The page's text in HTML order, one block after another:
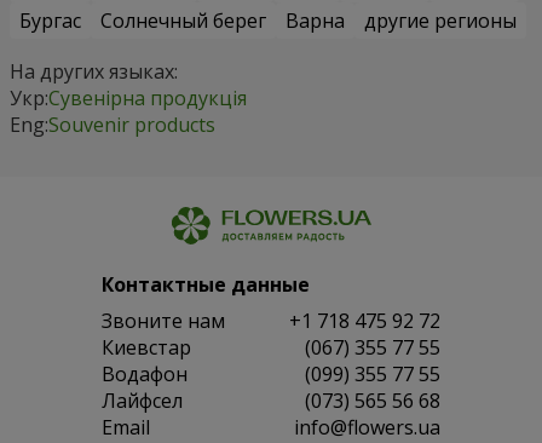
Бургас
Солнечный берег Варна
другие регионы
На других языках:
Укр:Сувенірна продукція
Eng:Souvenir products
Контактные данные
Звоните нам
+1 718 475 92 72
Киевстар
(067) 355 77 55
Водафон
(099) 355 77 55
Лайфсел
(073) 565 56 68
Email
info@flowers.ua